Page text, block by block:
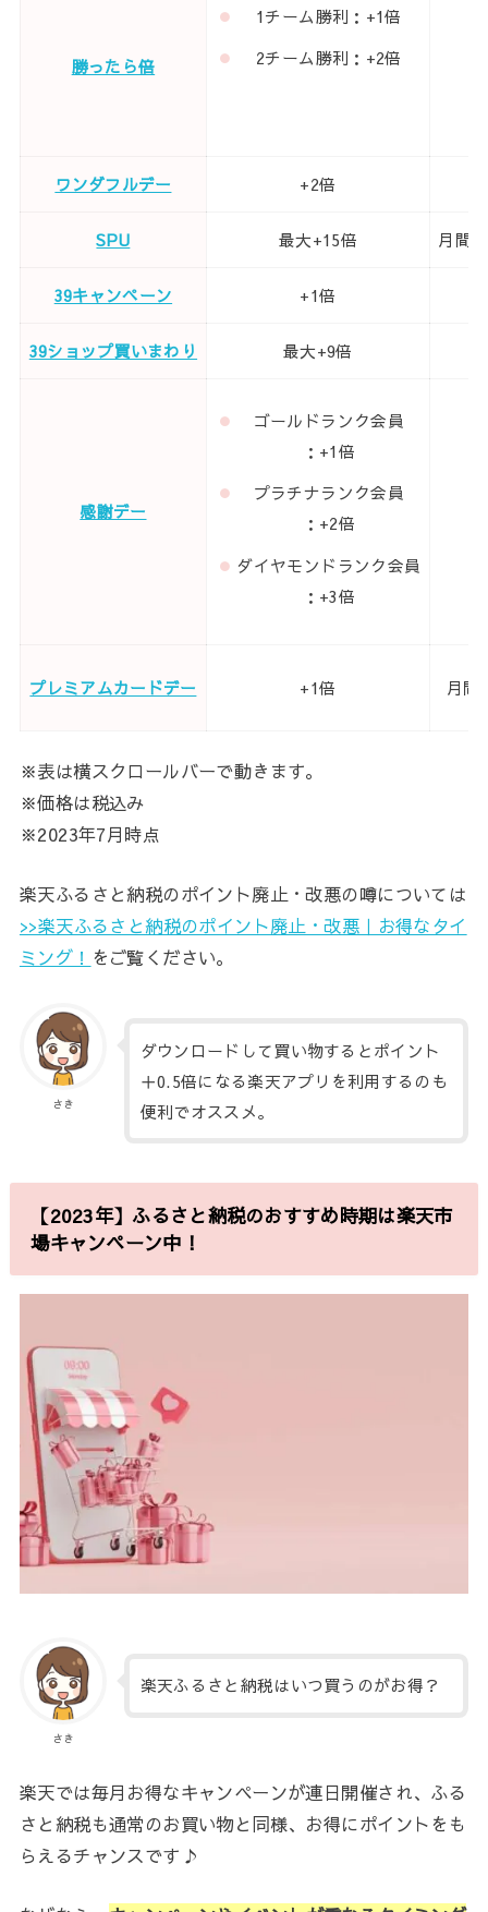
勝ったら倍
1チーム勝利：+1倍
2チーム勝利：+2倍
ワンダフルデー +2倍
SPU 最大+15倍 月間
39キャンペーン +1倍
39ショップ買いまわり 最大+9倍
感謝デー
ゴールドランク会員
：+1倍
プラチナランク会員
：+2倍
ダイヤモンドランク会員
：+3倍
プレミアムカードデー +1倍 月間
※表は横スクロールバーで動きます。
※価格は税込み
※2023年7月時点
楽天ふるさと納税のポイント廃止・改悪の噂については
>>楽天ふるさと納税のポイント廃止・改悪｜お得なタイ
ミング！ をご覧ください。
さき
ダウンロードして買い物するとポイント
＋0.5倍になる楽天アプリを利用するのも
便利でオススメ。
【2023年】ふるさと納税のおすすめ時期は楽天市
場キャンペーン中！
さき
楽天ふるさと納税はいつ買うのがお得？
楽天では毎月お得なキャンペーンが連日開催され、ふる
さと納税も通常のお買い物と同様、お得にポイントをも
らえるチャンスです♪